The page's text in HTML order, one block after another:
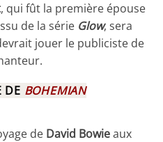
, qui fût la première épouse
de la série Glow, sera
jouer le publiciste de
DE BOHEMIAN
de David Bowieaux